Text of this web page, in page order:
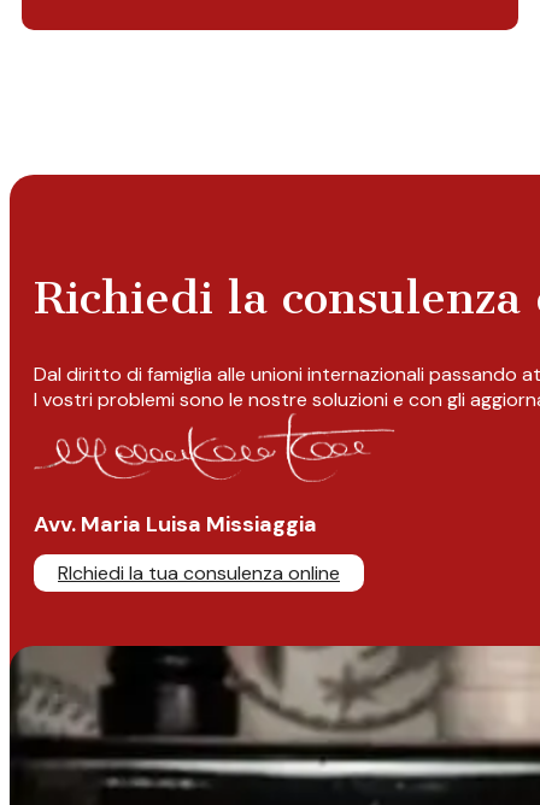
Richiedi la
Dal diritto di famiglia alle unioni internazionali passando
I vostri problemi sono le nostre soluzioni e con gli
Avv. Maria Luisa Missiaggia
RIchiedi la tua consulenza online